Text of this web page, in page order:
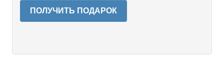
ПОЛУЧИТЬ ПОДАРОК